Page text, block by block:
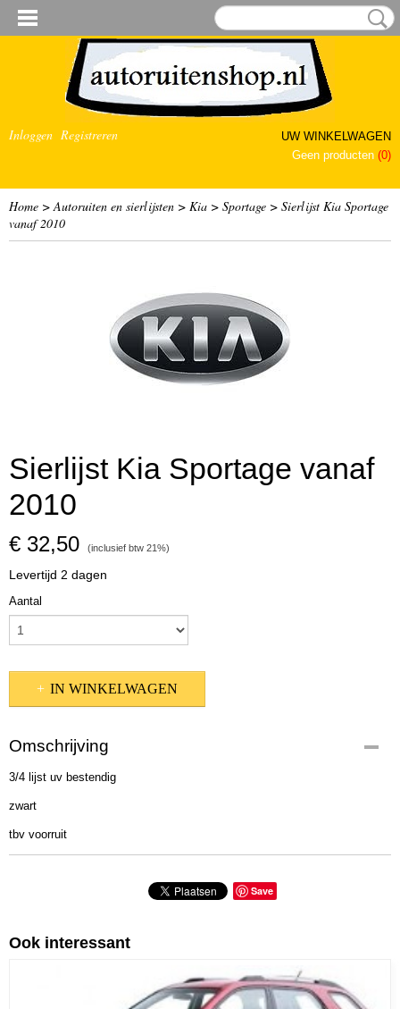
Inloggen Registreren
UW WINKELWAGEN
Geen producten (0)
Home >Autoruiten en sierlijsten > Kia > Sportage > Sierlijst Kia Sportage
vanaf 2010
Sierlijst Kia Sportage vanaf
2010
€ 32,50 (inclusief btw 21%)
Levertijd 2 dagen
Aantal
IN WINKELWAGEN
Omschrijving
3/4 lijst uv bestendig
zwart
tbv voorruit
Save
Ook interessant